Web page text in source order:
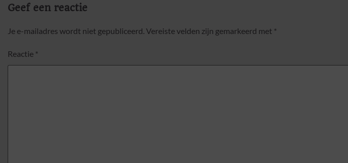
Geef een reactie
Je e-mailadres wordt niet gepubliceerd. Vereiste velden zijn gemarkeerd met *
Reactie *